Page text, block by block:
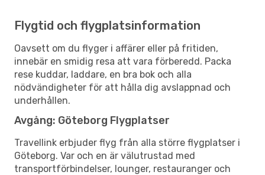
Flygtid och flygplatsinformation
Oavsett om du flyger i affärer eller på fritiden,
innebär en smidig resa att vara förberedd. Packa
rese kuddar, laddare, en bra bok och alla
nödvändigheter för att hålla dig avslappnad och
underhållen.
Avgång: Göteborg Flygplatser
Travellink erbjuder flyg från alla större flygplatser i
Göteborg. Var och en är välutrustad med
transportförbindelser, lounger, restauranger och